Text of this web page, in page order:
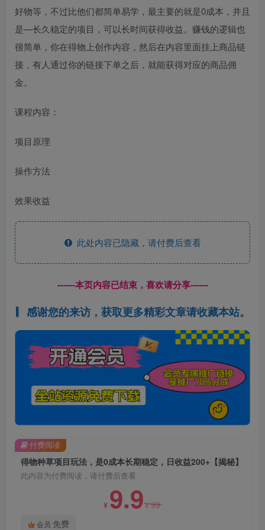
好物等，不过比他们都简单易学，最主要的就是0成本，并且
是—长久稳定的项目，可以长时间获得收益。赚钱的逻辑也
很简单，你在得物上创作内容，然后在内容里面挂上商品链
接，有人通过你的链接下单之后，就能获得对应的商品佣
金。
课程内容：
项目原理
操作方法
效果收益
此处内容已隐藏，请付费后查看
------本页内容已结束，喜欢请分享------
感谢您的来访，获取更多精彩文章请收藏本站。
得物种草项目玩法，是0成本长期稳定，日收益200+【揭秘】
此内容为付费阅读，请付费后查看
¥ 9.9¥99
会员 免费
付费阅读